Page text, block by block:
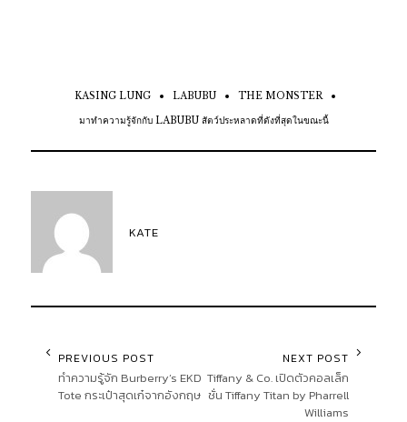
KASING LUNG LABUBU THE MONSTER
มาทำความรู้จักกับ LABUBU สัตว์ประหลาดที่ดังที่สุดในขณะนี้
KATE
PREVIOUS POST
ทำความรู้จัก Burberry’s EKD
Tote กระเป๋าสุดเก๋จากอังกฤษ
NEXT POST
Tiffany & Co. เปิดตัวคอลเล็ก
ชั่น Tiffany Titan by Pharrell
Williams